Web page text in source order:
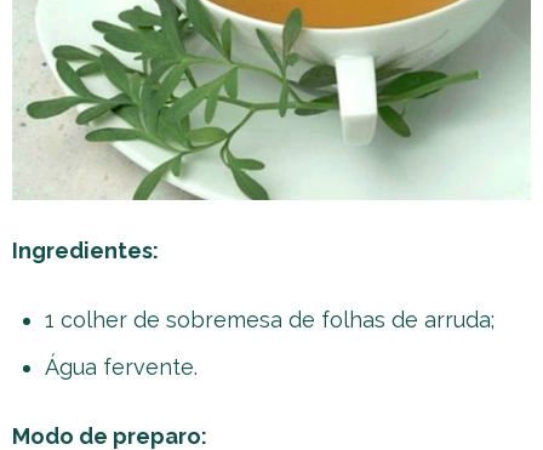
Ingredientes:
1 colher de sobremesa de folhas de arruda;
Água fervente.
Modo de preparo: